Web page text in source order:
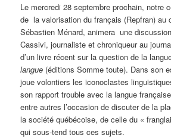
Le mercredi 28 septembre prochain, notre
de la valorisation du français (Repfran) au
Sébastien Ménard, animera une
Cassivi, journaliste et chroniqueur au
d’un livre récent sur la question de la
langue (éditions Somme toute). Dans son
joue volontiers les iconoclastes
son rapport trouble avec la langue
entre autres l’occasion de discuter de la
la société québécoise, de celle du «
qui sous-tend tous ces sujets.